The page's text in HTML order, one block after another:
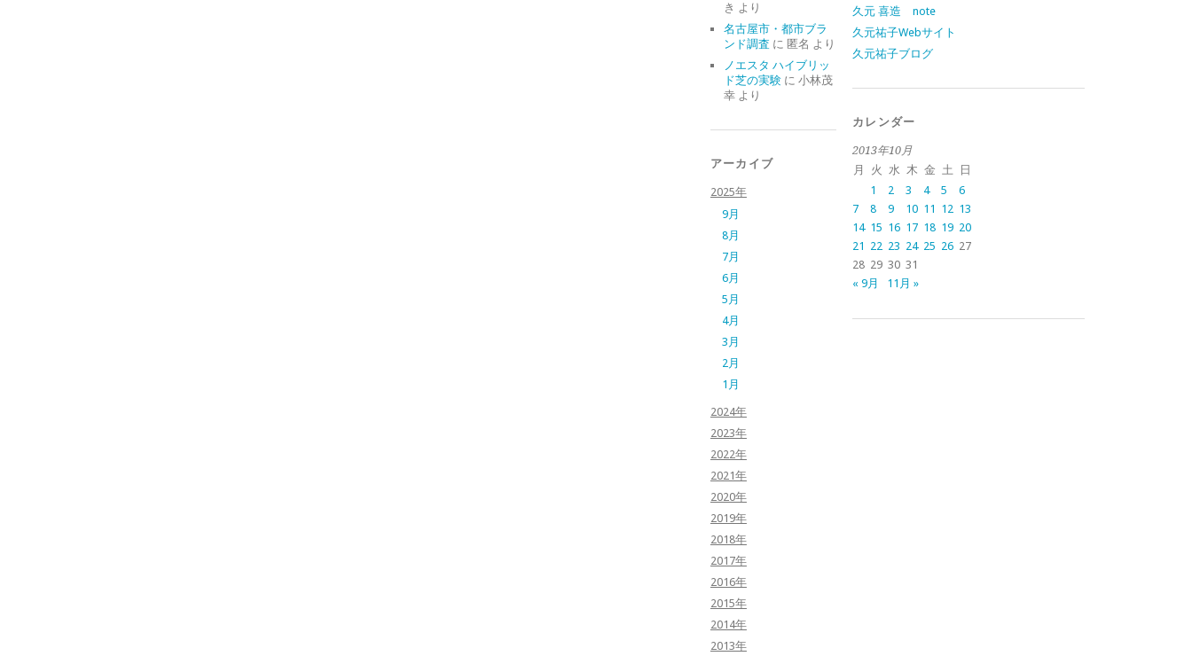
き より
名古屋市・都市ブラ
ンド調査 に 匿名 より
ノエスタ ハイブリッ
ド芝の実験に 小林茂
幸より
アーカイブ
2025年
9月
8月
7月
6月
5月
4月
3月
2月
1月
2024年
2023年
2022年
2021年
2020年
2019年
2018年
2017年
2016年
2015年
2014年
2013年
久元 喜造 note
久元祐子Webサイト
久元祐子ブログ
カレンダー
2013年10月
月
火 水 木 金 土
日
1
2 3 4 5
6
7
8 9 10 11 12 13
14 15 16 17 18 19 20
21 22 23 24 25 26 27
28 29 30 31
« 9月
11月 »